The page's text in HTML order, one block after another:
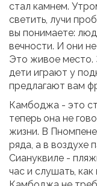
стал камнем.
светить, лучи
вы понимаете:
вечности. И они
Это живое место.
дети играют у
предлагают вам
Камбоджа - это
теперь она не
жизни. В
ряда, а в воздухе
Сиануквиле -
час и слушать,